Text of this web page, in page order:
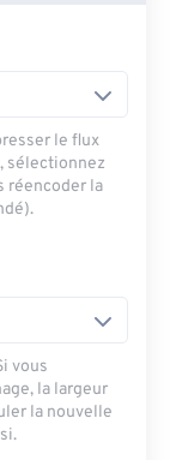
le flux
sélectionnez
réencoder la
vous
la largeur
la nouvelle